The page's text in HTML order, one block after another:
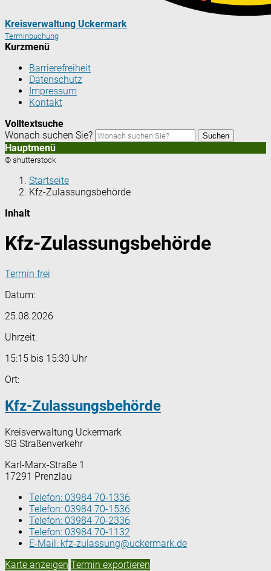
Kreisverwaltung Uckermark
Terminbuchung
Kurzmenü
Barrierefreiheit
Datenschutz
Impressum
Kontakt
Volltextsuche
Wonach suchen Sie?
Suchen
Hauptmenü
© shutterstock
Startseite
Kfz-Zulassungsbehörde
Inhalt
Kfz-Zulassungsbehörde
Termin frei
Datum:
25.08.2026
Uhrzeit:
15:15 bis 15:30 Uhr
Ort:
Kfz-Zulassungsbehörde
Kreisverwaltung Uckermark
SG Straßenverkehr
Karl-Marx-Straße 1
17291 Prenzlau
Telefon: 03984 70-1336
Telefon: 03984 70-1536
Telefon: 03984 70-2336
Telefon: 03984 70-1132
E-Mail: kfz-zulassung@uckermark.de
Karte anzeigen Termin exportieren